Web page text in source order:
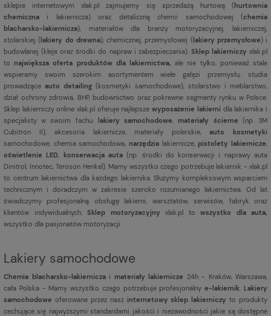
sklepie internetowym xlak.pl zajmujemy się sprzedażą hurtową (hurtownia
chemiczna i lakiernicza) oraz detaliczną chemii samochodowej (chemia
blacharsko-lakiernicza), materiałów dla branży motoryzacyjnej, lakierniczej,
stolarskiej (lakiery do drewna), chemicznej, przemysłowej (lakiery przemysłowe) i
budowlanej (kleje oraz środki do napraw i zabezpieczania). Sklep lakierniczy xlak.pl
tonajwiększa oferta produktów dla lakiernictwa,ale nie tylko, ponieważ stale
wspieramy swoim szerokim asortymentem wiele gałęzi przemysłu, studia
prowadząceauto detailing(kosmetyki samochodowe), stolarstwo i meblarstwo,
dział ochrony zdrowia, BHP, budownictwo oraz pokrewne segmenty rynku w Polsce.
Sklep lakierniczy online xlak.pl oferuje najlepszewyposażenie lakierni dla lakiernika i
specjalisty w swoim fachu: lakiery samochodowe ,materiały ścierne (np. 3M
Cubitron II), akcesoria lakiernicze, materiały polerskie,auto kosmetyki
samochodowe, chemia samochodowa, narzędzia lakiernicze,pistolety lakiernicze
oświetlenie LED
konserwacja auta(np. środki do konserwacji i naprawy auta
Dinitrol, Innotec, Teroson Henkel). Mamy wszystko czego potrzebuje lakiernik - xlak.pl
to centrum lakiernictwa dla każdego lakiernika. Służymy kompleksowym wsparciem
technicznym i doradczym w zakresie szeroko rozumianego lakiernictwa. Od lat
świadczymy profesjonalną obsługę lakierni, warsztatów, serwisów, fabryk oraz
klientów indywidualnych. Sklep motoryzacyjny xlak.pl to wszystko dla auta,
wszystko dla pasjonatów motoryzacji.
Lakiery samochodowe
Chemia blacharsko-lakierniczai materiały lakiernicze 24h - Kraków, Warszawa,
cała Polska - Mamy wszystko czego potrzebuje profesjonalnye-lakiernik Lakiery
samochodowe oferowane przez nasz internetowy sklep lakierniczy to produkty
cechujące się najwyższymi standardami jakości i niezawodności jakie są dostępne